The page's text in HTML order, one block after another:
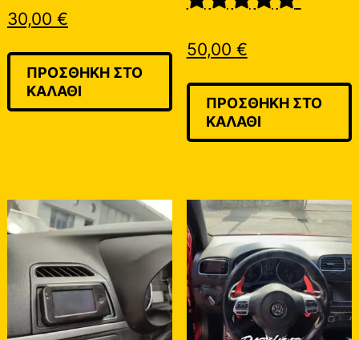
30,00 €
ΠΡΟΣΘΉΚΗ ΣΤΟ
ΚΑΛΆΘΙ
50,00 €
ΠΡΟΣΘΉΚΗ ΣΤΟ
ΚΑΛΆΘΙ